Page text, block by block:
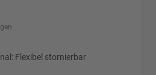
Flexibel stornierbar